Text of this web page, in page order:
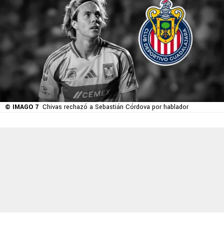
© IMAGO 7 Chivas rechazó a Sebastián Córdova por hablador